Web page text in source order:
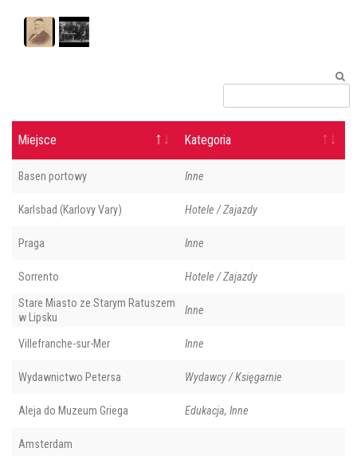
Miejsce Kategoria
Basen portowy Inne
Karlsbad (Karlovy Vary) Hotele / Zajazdy
Praga Inne
Sorrento Hotele / Zajazdy
Stare Miasto ze Starym Ratuszem
w Lipsku
Inne
Villefranche-sur-Mer Inne
Wydawnictwo Petersa Wydawcy / Księgarnie
Aleja do Muzeum Griega Edukacja, Inne
Amsterdam